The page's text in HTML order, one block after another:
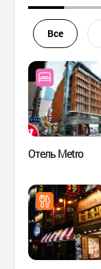
Все
Отель Metro